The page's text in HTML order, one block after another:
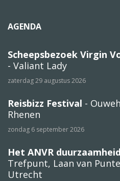
AGENDA
Scheepsbezoek Virgin
- Valiant Lady
zaterdag 29 augustus 2026
Reisbizz Festival -
Rhenen
zondag 6 september 2026
Het ANVR
Trefpunt, Laan van
Utrecht